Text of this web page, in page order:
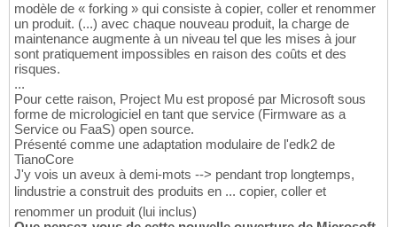
modèle de « forking » qui consiste à copier, coller et renommer
un produit. (...) avec chaque nouveau produit, la charge de
maintenance augmente à un niveau tel que les mises à jour
sont pratiquement impossibles en raison des coûts et des
risques.
...
Pour cette raison, Project Mu est proposé par Microsoft sous
forme de micrologiciel en tant que service (Firmware as a
Service ou FaaS) open source.
Présenté comme une adaptation modulaire de l'edk2 de
TianoCore
J'y vois un aveux à demi-mots --> pendant trop longtemps,
lindustrie a construit des produits en ... copier, coller et
renommer un produit (lui inclus)